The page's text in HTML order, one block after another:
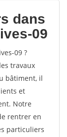
dans
09
09 ?
travaux
bâtiment, il
et
Notre
rentrer en
particuliers